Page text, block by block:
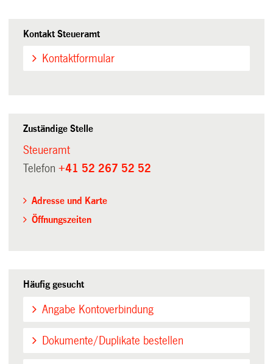
Kontakt Steueramt
Kontaktformular
Zuständige Stelle
Steueramt
Telefon+41 52 267 52 52
Adresse und Karte
Öffnungszeiten
Häufig gesucht
Angabe Kontoverbindung
Dokumente/Duplikate bestellen